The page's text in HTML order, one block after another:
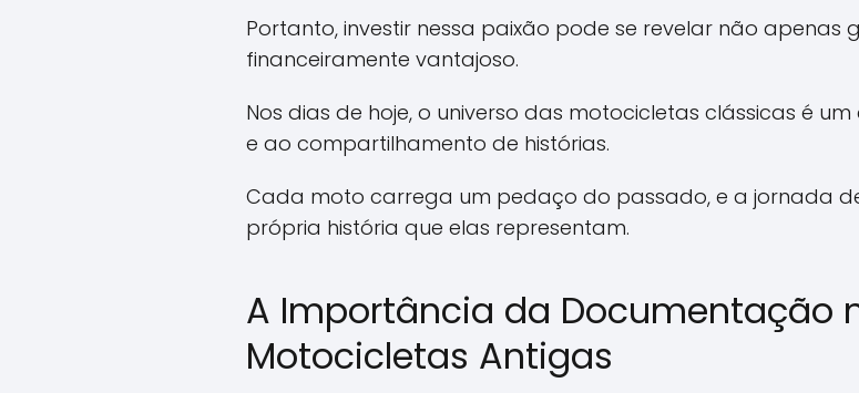
Portanto, investir nessa paixão pode se revelar não
financeiramente vantajoso.
Nos dias de hoje, o universo das motocicletas clássicas é
e ao compartilhamento de histórias.
Cada moto carrega um pedaço do passado, e a jornada
própria história que elas representam.
A Importância da Documentação
Motocicletas Antigas